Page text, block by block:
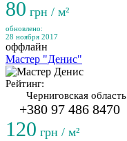
80 грн / м²
обновлено:
28 ноября 2017
оффлайн
Мастер "Денис"
Рейтинг:
Черниговская область
+380 97 486 8470
120 грн / м²